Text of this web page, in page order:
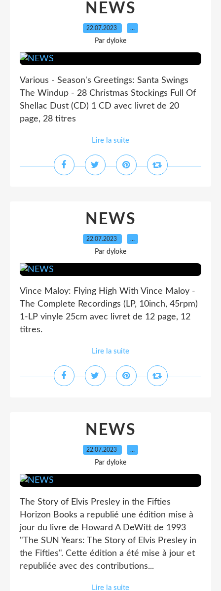
NEWS
22.07.2023 …
Par dyloke
Various - Season's Greetings: Santa Swings
The Windup - 28 Christmas Stockings Full Of
Shellac Dust (CD) 1 CD avec livret de 20
page, 28 titres
Lire la suite
NEWS
22.07.2023 …
Par dyloke
Vince Maloy: Flying High With Vince Maloy -
The Complete Recordings (LP, 10inch, 45rpm)
1-LP vinyle 25cm avec livret de 12 page, 12
titres.
Lire la suite
NEWS
22.07.2023 …
Par dyloke
The Story of Elvis Presley in the Fifties
Horizon Books a republié une édition mise à
jour du livre de Howard A DeWitt de 1993
"The SUN Years: The Story of Elvis Presley in
the Fifties". Cette édition a été mise à jour et
republiée avec des contributions...
Lire la suite